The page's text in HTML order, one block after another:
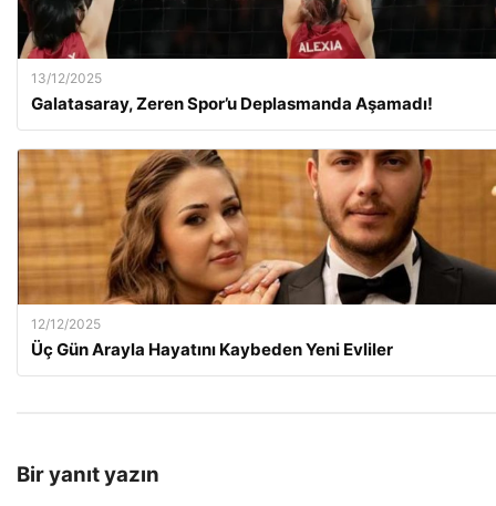
13/12/2025
Galatasaray, Zeren Spor’u Deplasmanda Aşamadı!
12/12/2025
Üç Gün Arayla Hayatını Kaybeden Yeni Evliler
Bir yanıt yazın